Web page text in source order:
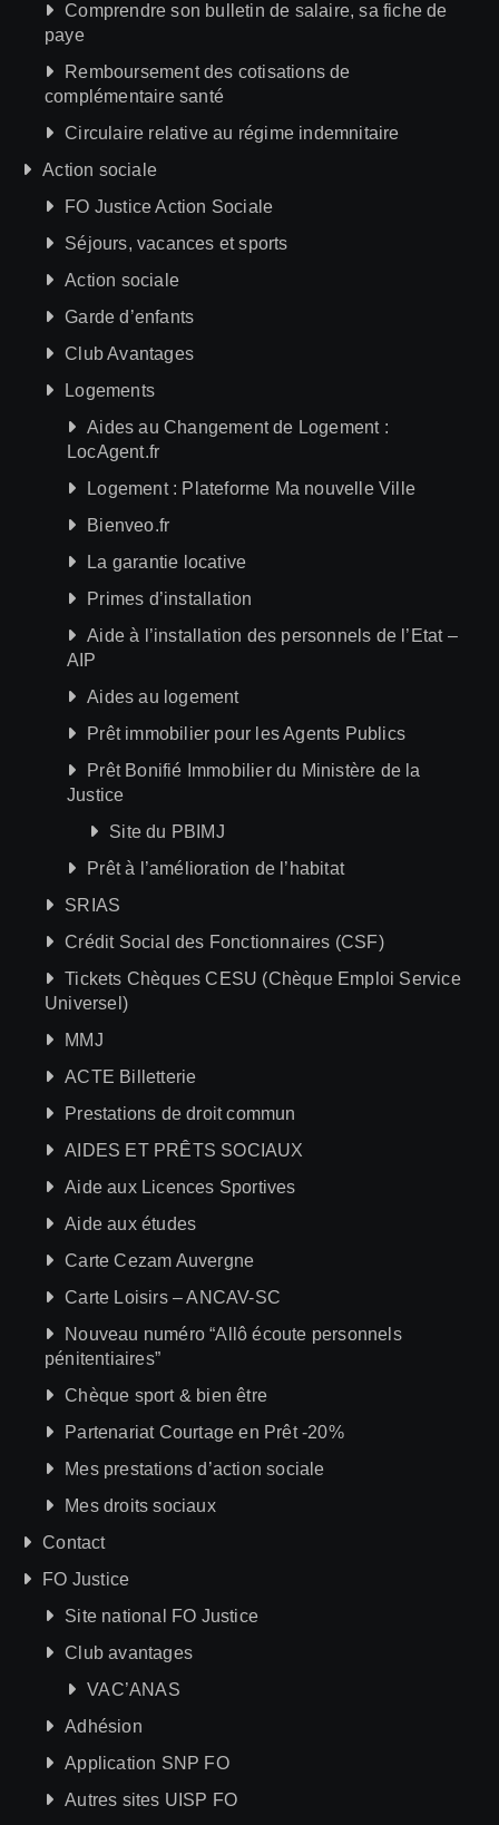
Comprendre son bulletin de salaire, sa fiche de
paye
Remboursement des cotisations de
complémentaire santé
Circulaire relative au régime indemnitaire
Action sociale
FO Justice Action Sociale
Séjours, vacances et sports
Action sociale
Garde d’enfants
Club Avantages
Logements
Aides au Changement de Logement :
LocAgent.fr
Logement : Plateforme Ma nouvelle Ville
Bienveo.fr
La garantie locative
Primes d’installation
Aide à l’installation des personnels de l’Etat –
AIP
Aides au logement
Prêt immobilier pour les Agents Publics
Prêt Bonifié Immobilier du Ministère de la
Justice
Site du PBIMJ
Prêt à l’amélioration de l’habitat
SRIAS
Crédit Social des Fonctionnaires (CSF)
Tickets Chèques CESU (Chèque Emploi Service
Universel)
MMJ
ACTE Billetterie
Prestations de droit commun
AIDES ET PRÊTS SOCIAUX
Aide aux Licences Sportives
Aide aux études
Carte Cezam Auvergne
Carte Loisirs – ANCAV-SC
Nouveau numéro “Allô écoute personnels
pénitentiaires”
Chèque sport & bien être
Partenariat Courtage en Prêt -20%
Mes prestations d’action sociale
Mes droits sociaux
Contact
FO Justice
Site national FO Justice
Club avantages
VAC’ANAS
Adhésion
Application SNP FO
Autres sites UISP FO